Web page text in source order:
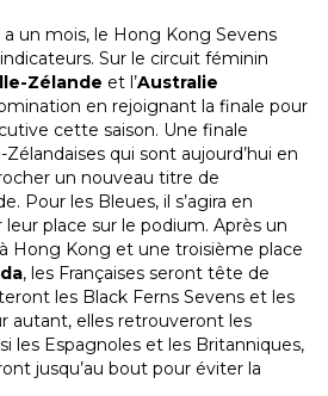
a un mois, le Hong Kong Sevens
Sur le circuit féminin
Zélande et l’Australie
en rejoignant la finale pour
cette saison. Une finale
qui sont aujourd’hui en
un nouveau titre de
Pour les Bleues, il s’agira en
place sur le podium. Après un
Hong Kong et une troisième place
, les Françaises seront tête de
les Black Ferns Sevens et les
autant, elles retrouveront les
les Espagnoles et les Britanniques,
jusqu’au bout pour éviter la